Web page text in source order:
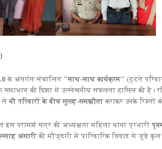
के अंतर्गत संचालित "साथ-साथ कार्यक्रम" (टूटते
समाधान की दिशा में उल्लेखनीय सफलता हासिल की है।
सेनौ परिवारों के बीच सुलह-समझौताकराकर उनके रिश्तों
परामर्श सत्र की अध्यक्षता महिला थाना प्रभारी
अंसारीकी मौजूदगी में पारिवारिक विवाद से जुड़े